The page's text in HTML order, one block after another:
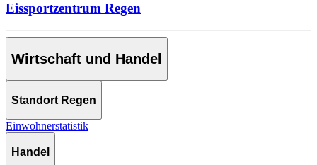
Eissportzentrum Regen
Wirtschaft und Handel
Standort Regen
Einwohnerstatistik
Handel